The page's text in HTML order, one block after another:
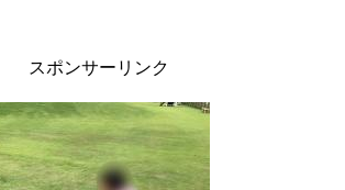
スポンサーリンク